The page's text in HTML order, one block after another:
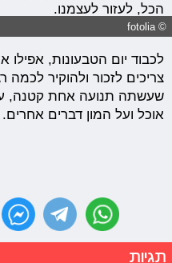
הכל, לעזור לעצמנו.
© fotolia
לכבוד יום הטבעונות, אפילו
צריכים לזכור ולהוקיר לכמה
שעשתה תנועה אחת קטנה,
אוכל ועל המון דברים אחרים.
תגיות